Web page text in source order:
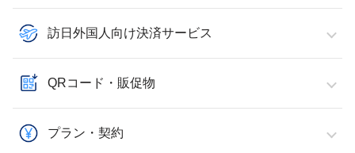
訪日外国人向け決済サービス
QRコード・販促物
プラン・契約